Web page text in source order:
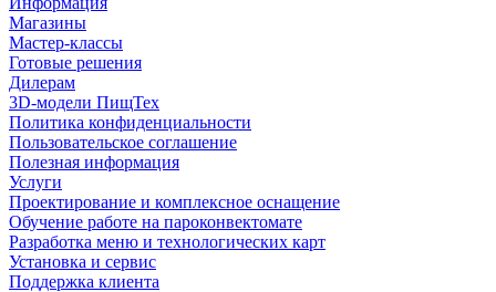
Магазины
Мастер-классы
Готовые решения
Дилерам
3D-модели ПищТех
Политика конфиденциальности
Пользовательское соглашение
Полезная информация
Услуги
Проектирование и комплексное оснащение
Обучение работе на пароконвектомате
Разработка меню и технологических карт
Установка и сервис
Поддержка клиента